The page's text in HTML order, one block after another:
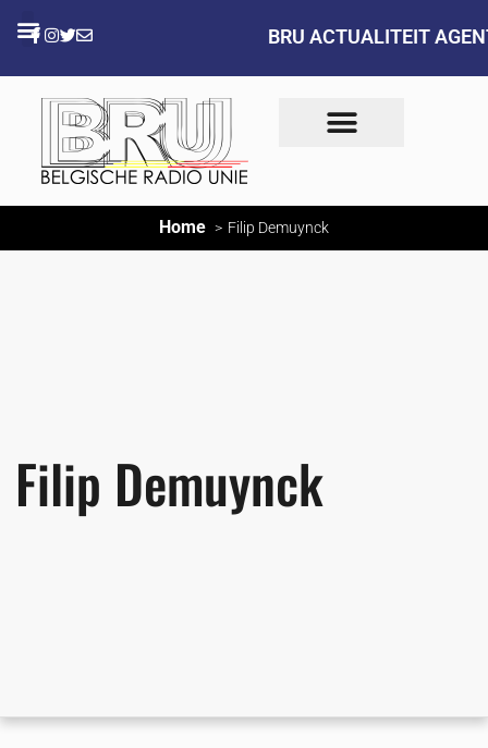
BRU ACTUALITEIT
Home Filip Demuynck
Filip Demuynck